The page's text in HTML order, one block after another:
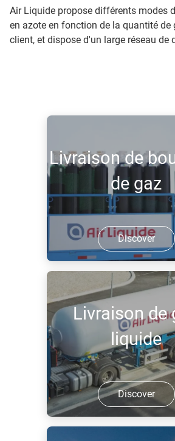
Air Liquide propose différents modes
en azote en fonction de la quantité de
client, et dispose d'un large réseau de
Livraison de
de gaz
Discover
Livraison de
liquide
Discover